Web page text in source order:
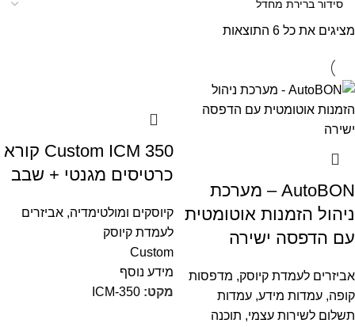
מציגים את כל ⁦6⁩ התוצאות
AutoBON – מערכת
ניהול הזמנות אוטומטית
עם הדפסה ישירה
אביזרים לעמדת קיוסק, מדפסות
קופה, עמדות מידע, עמדות
תשלום לשירות עצמי, תוכנה
Custom ICM 350 קורא
כרטיסים מגנטי + שבב
קיוסקים ומולטימדיה, אביזרים
לעמדת קיוסק
Custom
מידע נוסף
מקט: ICM-350